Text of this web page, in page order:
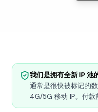
我们是拥有全新 IP 池
通常是很快被标记的
4G/5G 移动 IP。付款